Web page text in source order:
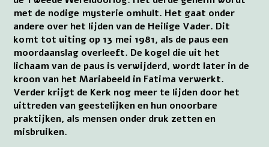
met de nodige mysterie omhult. Het gaat onder
andere over het lijden van de Heilige Vader. Dit
komt tot uiting op 13 mei 1981, als de paus een
moordaanslag overleeft. De kogel die uit het
lichaam van de paus is verwijderd, wordt later in de
kroon van het Mariabeeld in Fatima verwerkt.
Verder krijgt de Kerk nog meer te lijden door het
uittreden van geestelijken en hun onoorbare
praktijken, als mensen onder druk zetten en
misbruiken.